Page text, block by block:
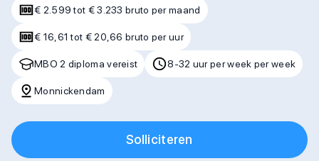
€ 2.599 tot € 3.233 bruto per maand
€ 16,61 tot € 20,66 bruto per uur
MBO 2 diploma vereist 8-32 uur per week per week
Monnickendam
Solliciteren